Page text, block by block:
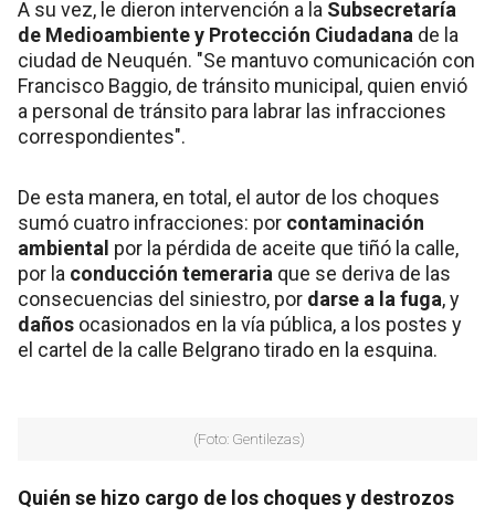
A su vez, le dieron intervención a la Subsecretaría
de Medioambiente y Protección Ciudadana de la
ciudad de Neuquén. "Se mantuvo comunicación con
Francisco Baggio, de tránsito municipal, quien envió
a personal de tránsito para labrar las infracciones
correspondientes".
De esta manera, en total, el autor de los choques
sumó cuatro infracciones: por contaminación
ambiental por la pérdida de aceite que tiñó la calle,
por la conducción temeraria que se deriva de las
consecuencias del siniestro, por darse a la fuga, y
daños ocasionados en la vía pública, a los postes y
el cartel de la calle Belgrano tirado en la esquina.
(Foto: Gentilezas)
Quién se hizo cargo de los choques y destrozos